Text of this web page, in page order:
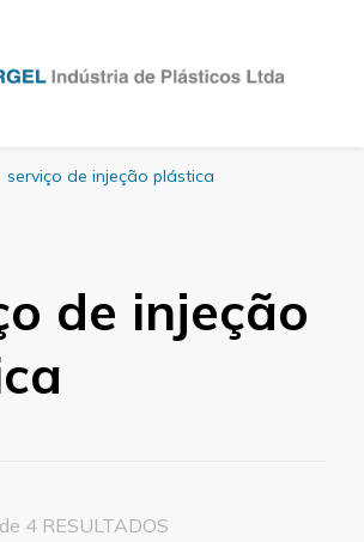
serviço de injeção plástica
de injeção
4 RESULTADOS